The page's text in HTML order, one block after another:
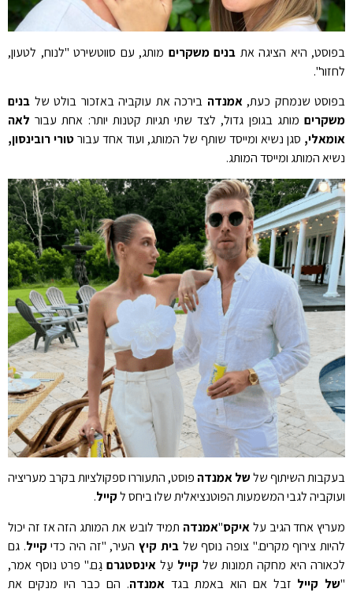
בפוסט, היא הציגה את בנים משקרים מותג, עם סווטשירט "לנוח, לטעון,
לחזור".
בפוסט שנמחק כעת,אמנדה בירכה את עוקביה באזכור בולט של בנים
משקריםמותג בגופן גדול, לצד שתי תגיות קטנות יותר: אחת עבורלאה
אומאלי, סגן נשיא ומייסד שותף של המותג, ועוד אחד עבורטורי רובינסון,
נשיא המותג ומייסד המותג.
בעקבות השיתוף שלשל אמנדה פוסט, התעוררו ספקולציות בקרב מעריציה
ועוקביה לגבי המשמעות הפוטנציאלית שלו ביחס לקייל.
מעריץ אחד הגיב עלאיקס"אמנדה תמיד לובש את המותג הזה אז זה יכול
להיות צירוף מקרים." צופה נוסף שלבית קיץהעיר, "זה היה כדי קייל. גם
לכאורה היא מחקה תמונות של קייל עַל אינסטגרם גַם." פרט נוסף אמר,
"של קייל זבל אם הוא באמת בגדאמנדה. הם כבר היו מנקים את